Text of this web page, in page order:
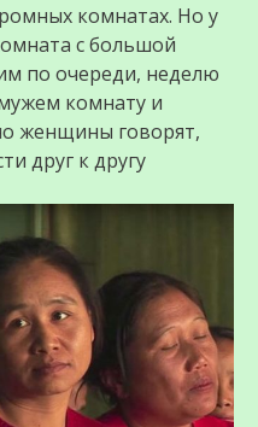
комнатах. Но у
с большой
по очереди, неделю
комнату и
женщины говорят,
друг к другу